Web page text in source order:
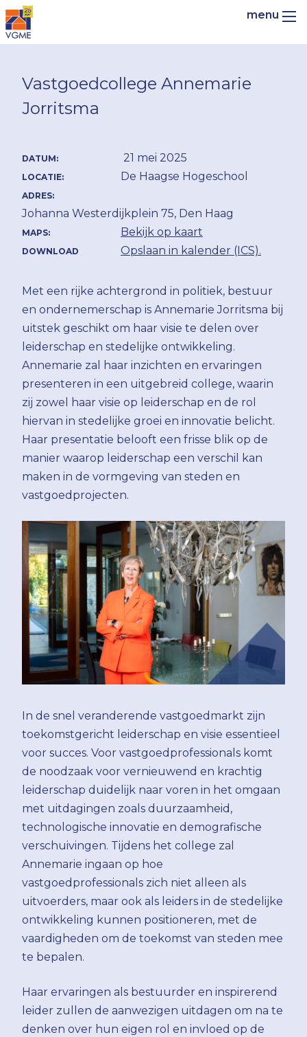
Vastgoedcollege Annemarie
Jorritsma
DATUM: 21 mei 2025
LOCATIE: De Haagse Hogeschool
ADRES:
Johanna Westerdijkplein 75, Den Haag
MAPS: Bekijk op kaart
DOWNLOAD Opslaan in kalender (ICS).
Met een rijke achtergrond in politiek, bestuur
en ondernemerschap is Annemarie Jorritsma bij
uitstek geschikt om haar visie te delen over
leiderschap en stedelijke ontwikkeling.
Annemarie zal haar inzichten en ervaringen
presenteren in een uitgebreid college, waarin
zij zowel haar visie op leiderschap en de rol
hiervan in stedelijke groei en innovatie belicht.
Haar presentatie belooft een frisse blik op de
manier waarop leiderschap een verschil kan
maken in de vormgeving van steden en
vastgoedprojecten.
In de snel veranderende vastgoedmarkt zijn
toekomstgericht leiderschap en visie essentieel
voor succes. Voor vastgoedprofessionals komt
de noodzaak voor vernieuwend en krachtig
leiderschap duidelijk naar voren in het omgaan
met uitdagingen zoals duurzaamheid,
technologische innovatie en demografische
verschuivingen. Tijdens het college zal
Annemarie ingaan op hoe
vastgoedprofessionals zich niet alleen als
uitvoerders, maar ook als leiders in de stedelijke
ontwikkeling kunnen positioneren, met de
vaardigheden om de toekomst van steden mee
te bepalen.
Haar ervaringen als bestuurder en inspirerend
leider zullen de aanwezigen uitdagen om na te
denken over hun eigen rol en invloed op de